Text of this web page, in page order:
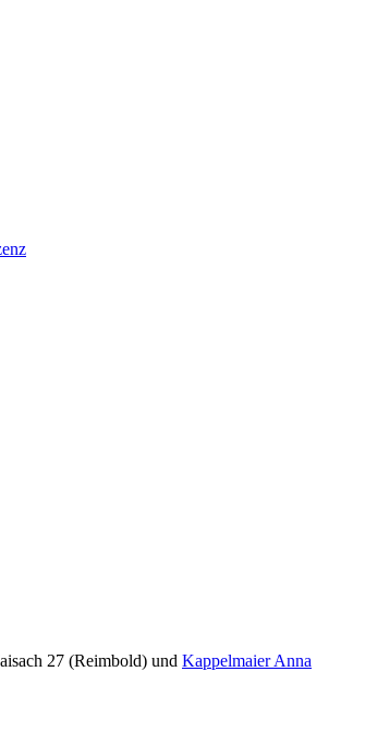
27 (Reimbold) und Kappelmaier Anna